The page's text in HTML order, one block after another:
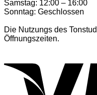
Samstag: 12:00 – 16:00
Sonntag: Geschlossen
Die Nutzungs des
Öffnungszeiten.